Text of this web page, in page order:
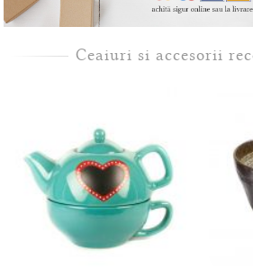
Ceaiuri si accesorii